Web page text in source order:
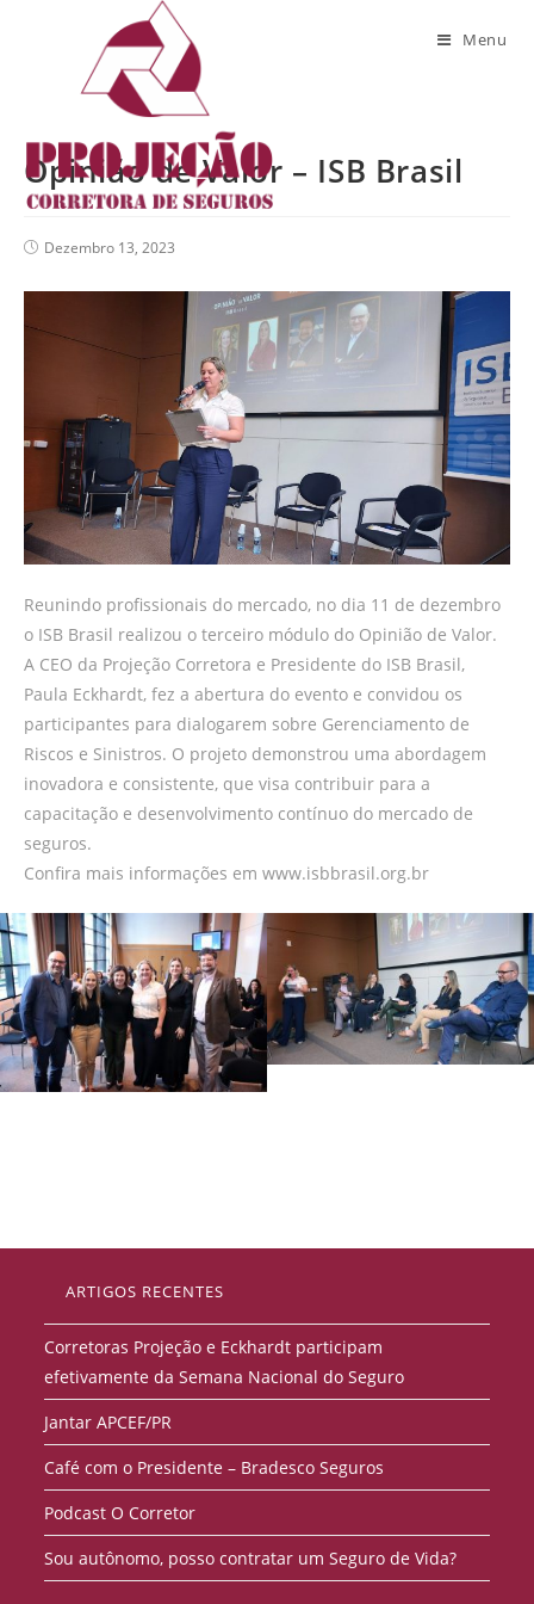
Menu
Opinião de Valor – ISB Brasil
Dezembro 13, 2023
Reunindo profissionais do mercado, no dia 11 de dezembro
o ISB Brasil realizou o terceiro módulo do Opinião de Valor.
A CEO da Projeção Corretora e Presidente do ISB Brasil,
Paula Eckhardt, fez a abertura do evento e convidou os
participantes para dialogarem sobre Gerenciamento de
Riscos e Sinistros. O projeto demonstrou uma abordagem
inovadora e consistente, que visa contribuir para a
capacitação e desenvolvimento contínuo do mercado de
seguros.
Confira mais informações em www.isbbrasil.org.br
ARTIGOS RECENTES
Corretoras Projeção e Eckhardt participam
efetivamente da Semana Nacional do Seguro
Jantar APCEF/PR
Café com o Presidente – Bradesco Seguros
Podcast O Corretor
Sou autônomo, posso contratar um Seguro de Vida?